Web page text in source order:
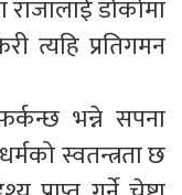
डोकोमा
त्यहि प्रतिगमन
भन्ने सपना
स्वतन्त्रता छ